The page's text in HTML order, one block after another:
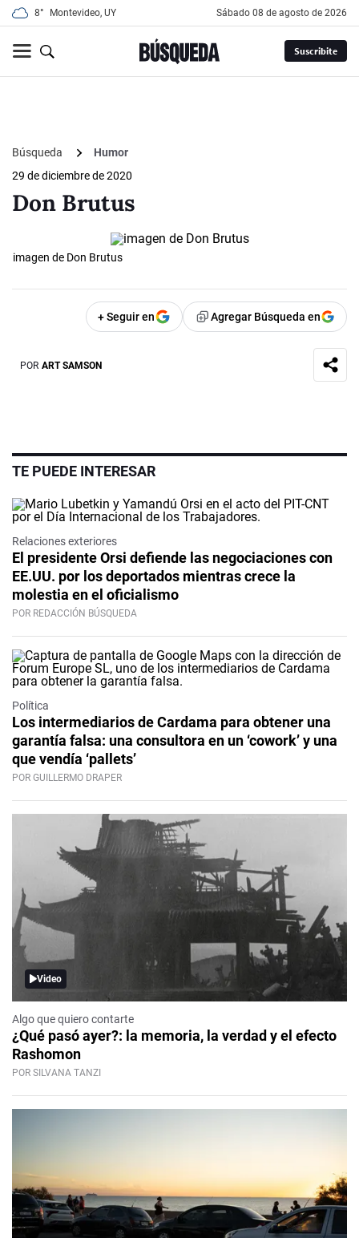
8° Montevideo, UY sábado 08 de agosto de 2026
Suscribite
Búsqueda
Humor
29 de diciembre de 2020
Don Brutus
imagen de Don Brutus
+ Seguir en Agregar Búsqueda en
POR ART SAMSON
TE PUEDE INTERESAR
Relaciones exteriores
El presidente Orsi defiende las negociaciones con
EE.UU. por los deportados mientras crece la
molestia en el oficialismo
POR REDACCIÓN BÚSQUEDA
Política
Los intermediarios de Cardama para obtener una
garantía falsa: una consultora en un ‘cowork’ y una
que vendía ‘pallets’
POR GUILLERMO DRAPER
Video
Algo que quiero contarte
¿Qué pasó ayer?: la memoria, la verdad y el efecto
Rashomon
POR SILVANA TANZI